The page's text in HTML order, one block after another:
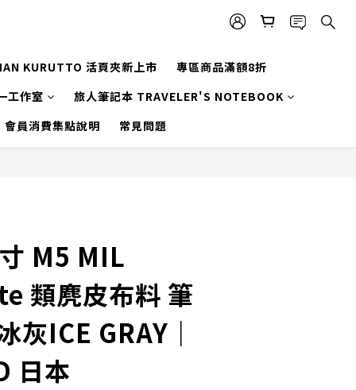
KURUTTO 活頁夾新上市
專區商品滿額8折
工作室
旅人筆記本 TRAVELER'S NOTEBOOK
會員消費集點說明
常見問題
M5 MIL
類麂皮布料 筆
灰ICE GRAY｜
日本